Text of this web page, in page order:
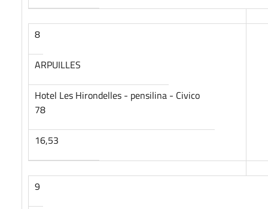
8
ARPUILLES
Hotel Les Hirondelles - pensilina - Civico
78
16,53
9